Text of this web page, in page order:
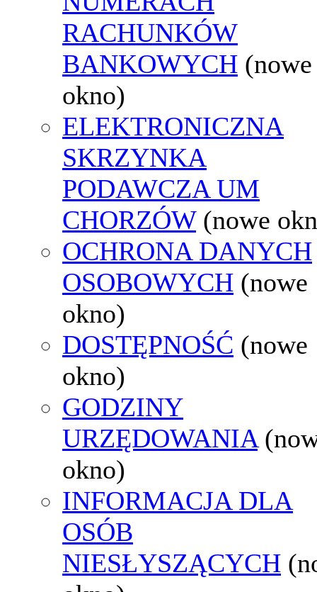
RACHUNKÓW
BANKOWYCH (nowe
okno)
ELEKTRONICZNA
SKRZYNKA
PODAWCZA UM
CHORZÓW (nowe
OCHRONA DANYCH
OSOBOWYCH (nowe
okno)
DOSTĘPNOŚĆ (nowe
okno)
GODZINY
URZĘDOWANIA
okno)
INFORMACJA DLA
OSÓB
NIESŁYSZĄCYCH